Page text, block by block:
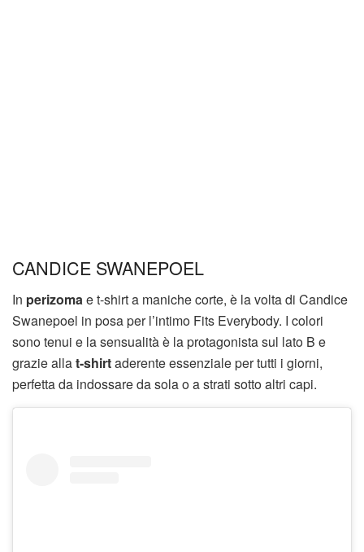
CANDICE SWANEPOEL
In perizomae t-shirt a maniche corte, è la volta di Candice
Swanepoel in posa per l’intimo Fits Everybody. I colori
sono tenui e la sensualità è la protagonista sul lato B e
grazie allat-shirtaderente essenziale per tutti i giorni,
perfetta da indossare da sola o a strati sotto altri capi.